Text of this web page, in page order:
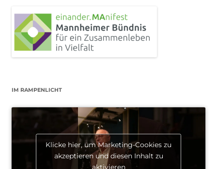
IM RAMPENLICHT
Klicke hier, um Marketing-Cookies zu
akzeptieren und diesen Inhalt zu
aktivieren